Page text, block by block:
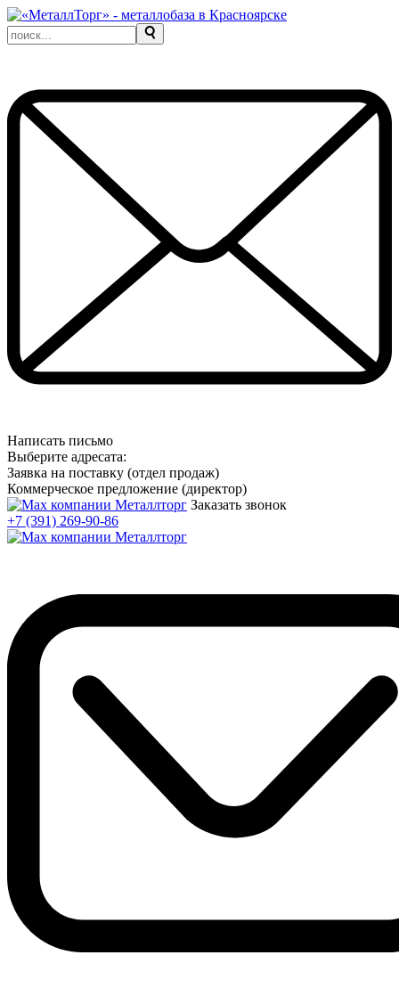
Написать письмо
Выберите адресата:
Заявка на поставку (отдел продаж)
Коммерческое предложение (директор)
Заказать звонок
+7 (391) 269-90-86